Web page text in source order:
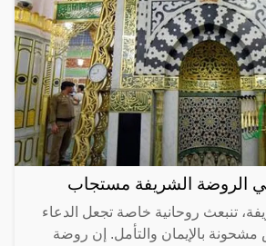
الروضة الشريفة مستجاب
تنبعث روحانية خاصة تجعل الدعاء
مشحونة بالإيمان والتأمل. إن روضة